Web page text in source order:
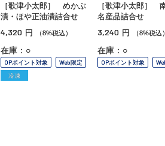
［歌津小太郎］ めかぶ
漬・ほや正油漬詰合せ
4,320 円 （8%税込）
在庫：○
OPポイント対象
Web限定
冷凍
［歌津小太郎］
名産品詰合せ
3,240 円 （8%税込
在庫：○
OPポイント対象